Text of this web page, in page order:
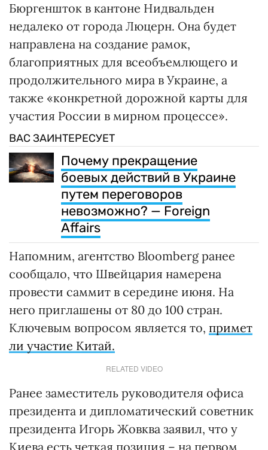
Бюргеншток в кантоне Нидвальден
недалеко от города Люцерн. Она будет
направлена на создание рамок,
благоприятных для всеобъемлющего и
продолжительного мира в Украине, а
также «конкретной дорожной карты для
участия России в мирном процессе».
ВАС ЗАИНТЕРЕСУЕТ
Почему прекращение
боевых действий в Украине
путем переговоров
невозможно? — Foreign
Affairs
Напомним, агентство Bloomberg ранее
сообщало, что Швейцария намерена
провести саммит в середине июня. На
него приглашены от 80 до 100 стран.
Ключевым вопросом является то, примет
ли участие Китай.
RELATED VIDEO
Ранее заместитель руководителя офиса
президента и дипломатический советник
президента Игорь Жовква заявил, что у
Киева есть четкая позиция – на первом